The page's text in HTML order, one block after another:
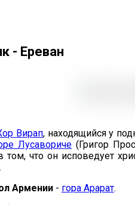
- Ереван
Вирап, находящийся у
Лусавориче (Григор
что он исповедует
Армении - гора Арарат.